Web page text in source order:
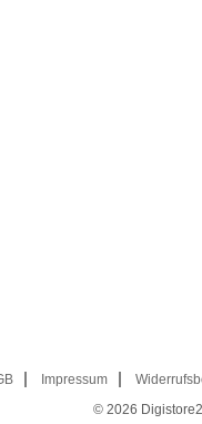
Impressum
© 2026